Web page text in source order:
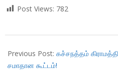
Post Views: 782
06-
01
Previous Post: கச்சநத்தம்
சமாதான கூட்டம்!